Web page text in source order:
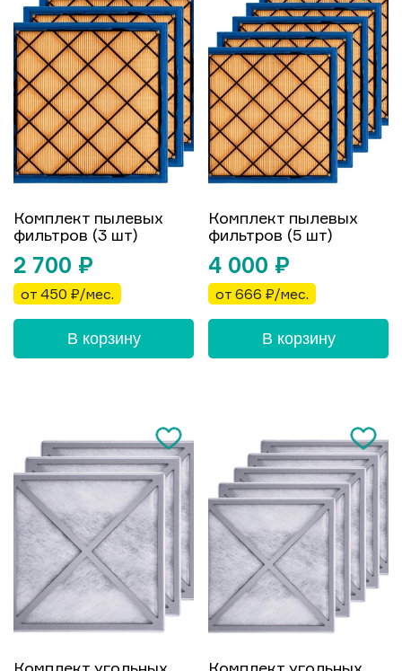
Комплект пылевых
фильтров (3 шт)
2 700 ₽
от 450 ₽/мес.
В корзину
Комплект пылевых
фильтров (5 шт)
4 000 ₽
от 666 ₽/мес.
В корзину